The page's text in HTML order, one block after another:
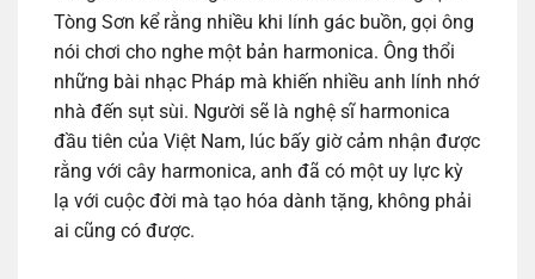
Tòng Sơn kể rằng nhiều khi lính gác buồn, gọi ông
nói chơi cho nghe một bản harmonica. Ông thổi
những bài nhạc Pháp mà khiến nhiều anh lính nhớ
nhà đến sụt sùi. Người sẽ là nghệ sĩ harmonica
đầu tiên của Việt Nam, lúc bấy giờ cảm nhận được
rằng với cây harmonica, anh đã có một uy lực kỳ
lạ với cuộc đời mà tạo hóa dành tặng, không phải
ai cũng có được.